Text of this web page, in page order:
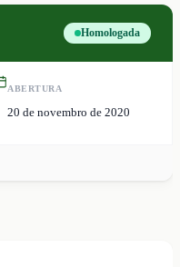
Homologada
ABERTURA
20 de novembro de 2020